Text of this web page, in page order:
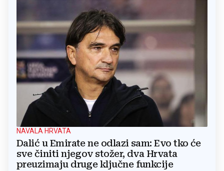
NAVALA HRVATA
Dalić u Emirate ne odlazi sam: Evo tko će
sve činiti njegov stožer, dva Hrvata
preuzimaju druge ključne funkcije